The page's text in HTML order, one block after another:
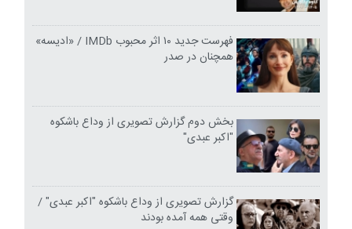
فهرست جدید ۱۰ اثر محبوب IMDb / «ادیسه»
همچنان در صدر
بخش دوم گزارش تصویری از وداع باشکوه
"اکبر عبدی"
گزارش تصویری از وداع باشکوه "اکبر عبدی" /
وقتی همه آمده بودند